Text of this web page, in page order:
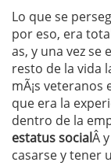
Lo que se
por eso, era
as, y una vez se
resto de la vida
mÃ¡s veteranos
que era la
dentro de la
estatus socialÂ
casarse y tener